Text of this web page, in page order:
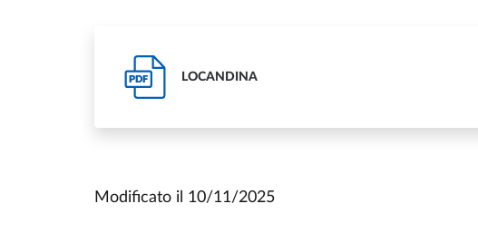
PDF LOCANDINA
Modificato il 10/11/2025